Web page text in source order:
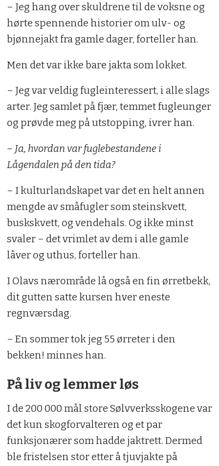
ungdomsmusikk
Favorittrett:
Tiur à la Schønberg Erken
avholdsmann, men en dobbel Famous
Grouse etter endt jakt smaker
fortreffelig
Drømmer om:Septemberdager i Alaska
– Jeg hang over skuldrene til de voksne og
hørte spennende historier om ulv- og
bjønnejakt fra gamle dager, forteller han.
Men det var ikke bare jakta som lokket.
– Jeg var veldig fugleinteressert, i alle slags
arter. Jeg samlet på fjær, temmet fugleunger
og prøvde meg på utstopping, ivrer han.
– Ja, hvordan var fuglebestandene i
Lågendalen på den tida?
– I kulturlandskapet var det en helt annen
mengde av småfugler som steinskvett,
buskskvett, og vendehals. Og ikke minst
svaler – det vrimlet av dem i alle gamle
låver og uthus, forteller han.
I Olavs nærområde lå også en fin ørretbekk,
dit gutten satte kursen hver eneste
regnværsdag.
– En sommer tok jeg 55 ørreter i den
bekken! minnes han.
På liv og lemmer løs
I de 200 000 mål store Sølvverksskogene var
det kun skogforvalteren og et par
funksjonærer som hadde jaktrett. Dermed
ble fristelsen stor etter å tjuvjakte på